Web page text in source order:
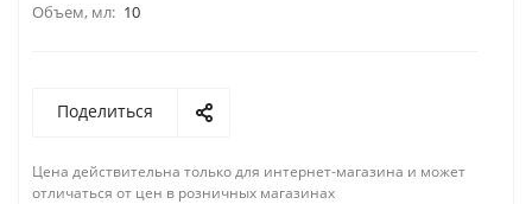
Объем, мл: 10
Поделиться
Цена действительна только для интернет-магазина и может
отличаться от цен в розничных магазинах